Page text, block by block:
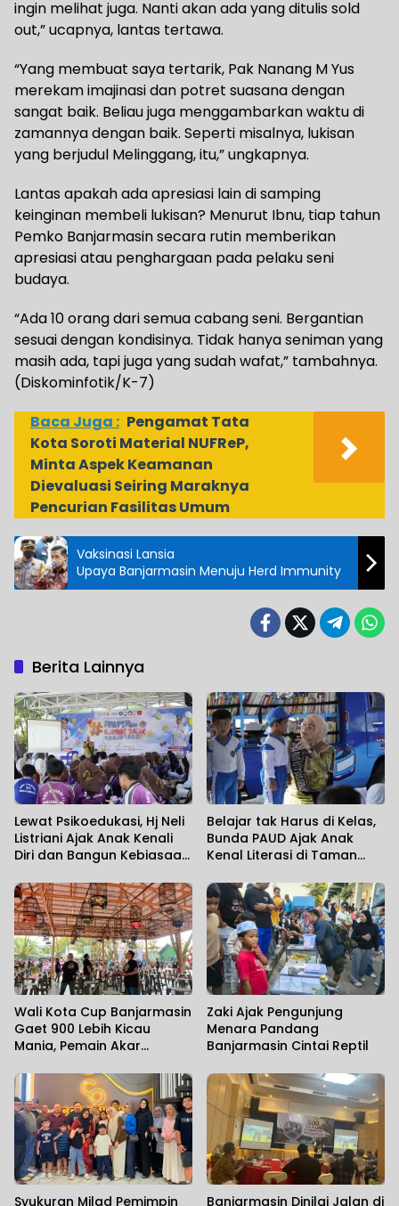
ingin melihat juga. Nanti akan ada yang ditulis sold
out,” ucapnya, lantas tertawa.
“Yang membuat saya tertarik, Pak Nanang M Yus
merekam imajinasi dan potret suasana dengan
sangat baik. Beliau juga menggambarkan waktu di
zamannya dengan baik. Seperti misalnya, lukisan
yang berjudul Melinggang, itu,” ungkapnya.
Lantas apakah ada apresiasi lain di samping
keinginan membeli lukisan? Menurut Ibnu, tiap tahun
Pemko Banjarmasin secara rutin memberikan
apresiasi atau penghargaan pada pelaku seni
budaya.
“Ada 10 orang dari semua cabang seni. Bergantian
sesuai dengan kondisinya. Tidak hanya seniman yang
masih ada, tapi juga yang sudah wafat,” tambahnya.
(Diskominfotik/K-7)
Baca Juga : Pengamat Tata
Kota Soroti Material NUFReP,
Minta Aspek Keamanan
Dievaluasi Seiring Maraknya
Pencurian Fasilitas Umum
Vaksinasi Lansia
Upaya Banjarmasin Menuju Herd Immunity
Berita Lainnya
Lewat Psikoedukasi, Hj Neli
Listriani Ajak Anak Kenali
Diri dan Bangun Kebiasaan
Belajar tak Harus di Kelas,
Bunda PAUD Ajak Anak
Kenal Literasi di Taman
Wali Kota Cup Banjarmasin
Gaet 900 Lebih Kicau
Mania, Pemain Akar
Zaki Ajak Pengunjung
Menara Pandang
Banjarmasin Cintai Reptil
Syukuran Milad Pemimpin Banjarmasin Dinilai Jalan di